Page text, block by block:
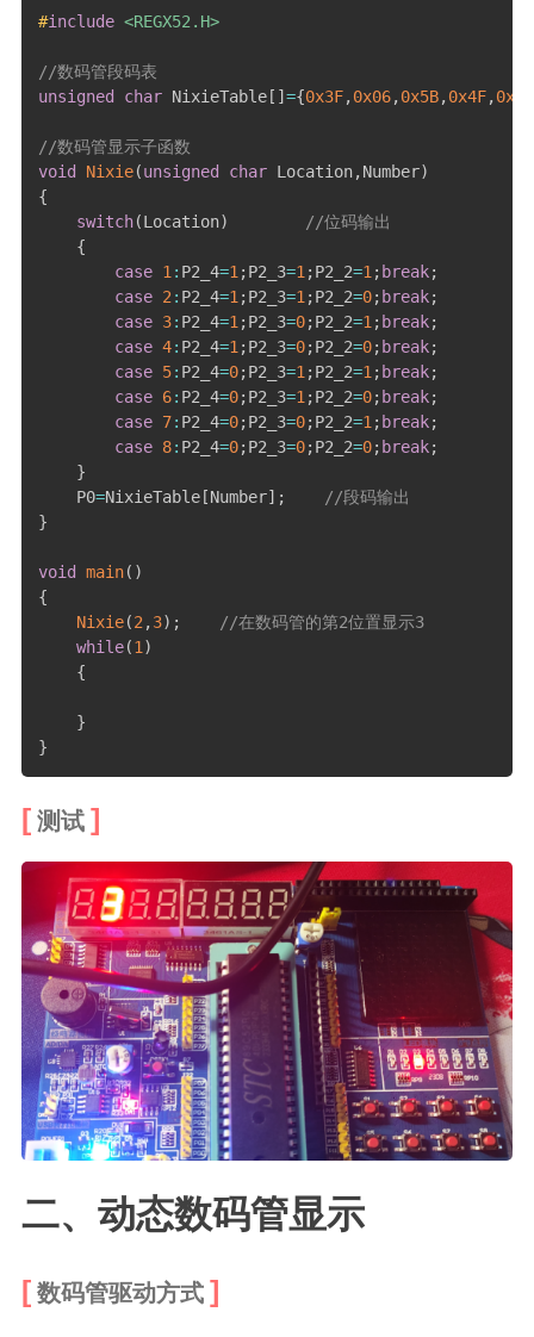
#include <REGX52.H>
//数码管段码表
unsigned
char NixieTable[ ] ={0x3F,0x06,0x5B,0x4F,0x66
//数码管显示子函数
void
Nixie(unsigned char Location,Number)
{
switch(Location)
//位码输出
{
case 1: P2_4=1;P2_3=1;P2_2=1; break;
case 2: P2_4=1;P2_3=1;P2_2=0; break;
case 3: P2_4=1;P2_3=0;P2_2=1; break;
case 4: P2_4=1;P2_3=0;P2_2=0; break;
case 5: P2_4=0;P2_3=1;P2_2=1; break;
case 6: P2_4=0;P2_3=1;P2_2=0; break;
case 7: P2_4=0;P2_3=0;P2_2=1; break;
case 8: P2_4=0;P2_3=0;P2_2=0; break;
}
    P0
=NixieTable[Number] ;
//段码输出
}
void main( )
{
Nixie(2,3) ;
//在数码管的第2位置显示3
while(1)
{
}
}
测试
二、动态数码管显示
数码管驱动方式